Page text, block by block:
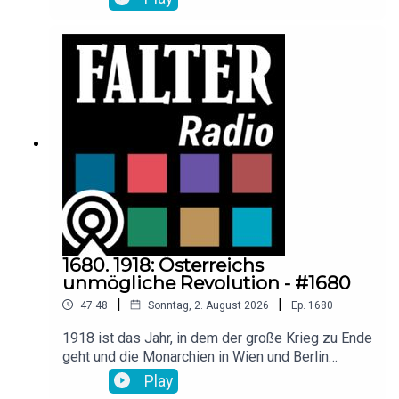
fremder Männer im Internet. Das grausame
Pelicot erstmals globale Aufmerksamkeit
erreichte, ist viel weiter verbreitet, als bislang
vorstellbar war. Die Gesetze sind zu schwach,
das Wissen der Behörden bescheiden, so das
Resultat ihrer Recherche, berichten Nina
Horaczek und Florian Klenk im Gespräch mit
Raimund Löw.
1680. 1918: Österreichs
unmögliche Revolution - #1680
47:48 | Sonntag, 2. August 2026 | Ep. 1680
1918 ist das Jahr, in dem der große Krieg zu Ende
geht und die Monarchien in Wien und Berlin
gestürzt werden, so wie zuvor bereits das
Zarenreich in Russland. In ihrem Historischen
Play